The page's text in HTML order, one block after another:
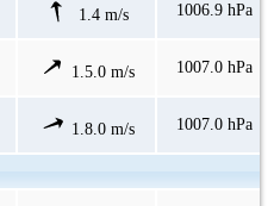
1.4 m/s 1006.9 hPa
1.5.0 m/s 1007.0 hPa
1.8.0 m/s 1007.0 hPa